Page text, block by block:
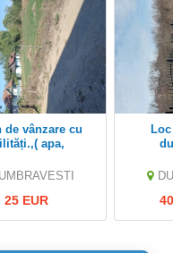
apa,
liniștită.
25 EUR
Loc de vanzare-